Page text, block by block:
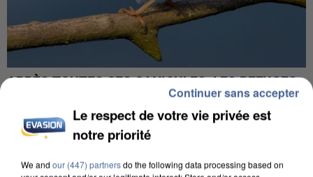
APRÈS TOUTES CES CANICULES, LES REFUGES
DE FAUNE SAUVAGE SONT...
Le respect de votre vie privée est
notre priorité
We and our (447) partnersdo the following data processing based on
Continuer sans accepter